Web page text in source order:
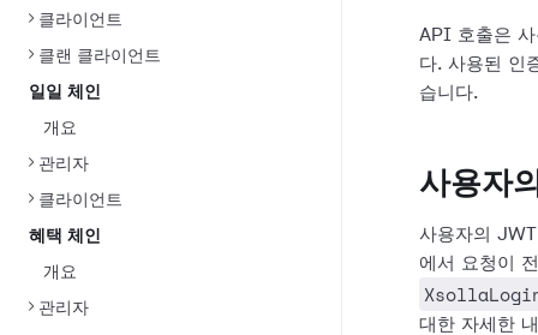
클라이언트
클랜 클라이언트
일일 체인
개요
관리자
클라이언트
혜택 체인
개요
관리자
API 호출은 사
다. 사용된 인
습니다.
사용자
사용자의
에서 요청이
대한 자세한